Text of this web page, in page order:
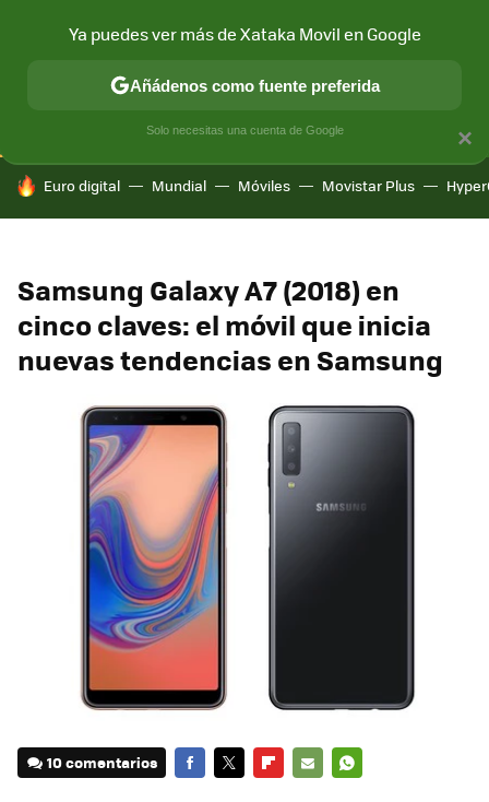
CONECTIVIDAD MÓVIL Y SOCIEDAD APLICACIONES
HOY SE HABLA DE
Euro digital Mundial Móviles Movistar Plus
Samsung Galaxy A7 (2018) en
cinco claves: el móvil que inicia
nuevas tendencias en Samsung
10 comentarios
×
Ya puedes ver más de Xataka Movil en Google
Añádenos como fuente preferida
Solo necesitas una cuenta de Google